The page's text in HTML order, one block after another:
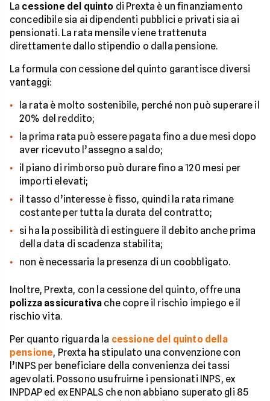
La cessione del quinto di Prexta è un finanziamento
concedibile sia ai dipendenti pubblici e privati sia ai
pensionati. La rata mensile viene trattenuta
direttamente dallo stipendio o dalla pensione.
La formula con cessione del quinto garantisce diversi
vantaggi:
la rata è molto sostenibile, perché non può superare il
20% del reddito;
la prima rata può essere pagata fino a due mesi dopo
aver ricevuto l’assegno a saldo;
il piano di rimborso può durare fino a 120 mesi per
importi elevati;
il tasso d’interesse è fisso, quindi la rata rimane
costante per tutta la durata del contratto;
si ha la possibilità di estinguere il debito anche prima
della data di scadenza stabilita;
non è necessaria la presenza di un coobbligato.
Inoltre, Prexta, con la cessione del quinto, offre una
polizza assicurativa che copre il rischio impiego e il
rischio vita.
Per quanto riguarda la cessione del quinto della
pensione, Prexta ha stipulato una convenzione con
l’INPS per beneficiare della convenienza dei tassi
agevolati. Possono usufruirne i pensionati INPS, ex
INPDAP ed ex ENPALS che non abbiano superato gli 85